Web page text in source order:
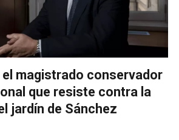
el magistrado conservador
que resiste contra la
jardín de Sánchez